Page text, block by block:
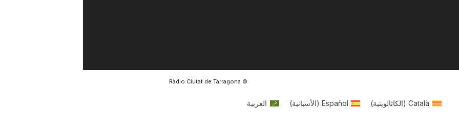
© Ràdio Ciutat de Tarragona
Català
(الكاتالوينية)
Español
(الأسبانية) العربية